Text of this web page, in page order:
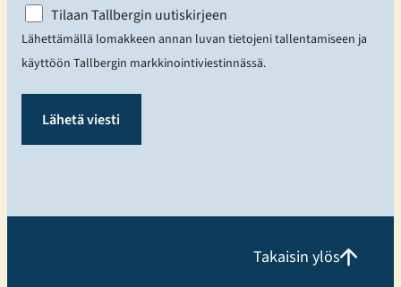
N
m
e
Tilaan Tallbergin uutiskirjeen
Lähettämällä lomakkeen annan luvan tietojeni tallentamiseen ja
käyttöön Tallbergin markkinointiviestinnässä.
Takaisin ylös